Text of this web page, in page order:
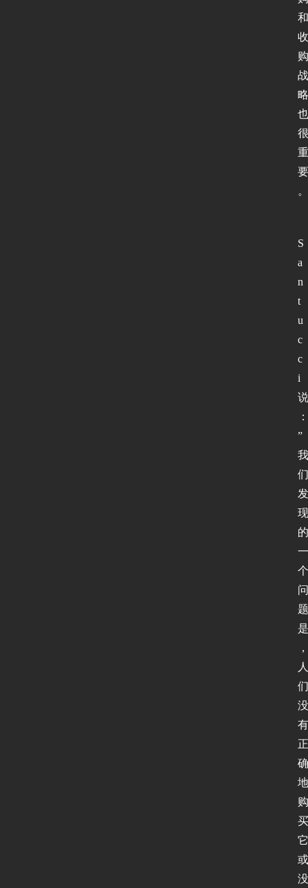
和
收
购
战
略
也
很
重
要
。
S
a
n
t
u
c
c
i
说
：
”
我
们
发
现
的
一
个
问
题
是
，
人
们
没
有
正
确
地
购
买
它
或
没